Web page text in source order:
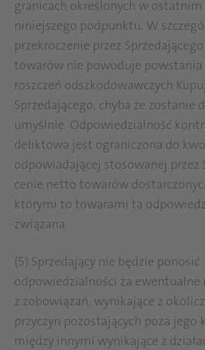
granicach określonych w ostatnim
niniejszego podpunktu. W
przekroczenie przez
towarów nie powoduje
roszczeń odszkodowawczych
Sprzedającego, chyba że zostanie
umyślnie. Odpowiedzialność
deliktowa jest ograniczona do
odpowiadającej stosowanej przez
cenie netto towarów
którymi to towarami ta
związana.
(5) Sprzedający nie będzie ponosić
odpowiedzialności za ewentualne
z zobowiązań, wynikające z
przyczyn pozostających poza
między innymi wynikające z